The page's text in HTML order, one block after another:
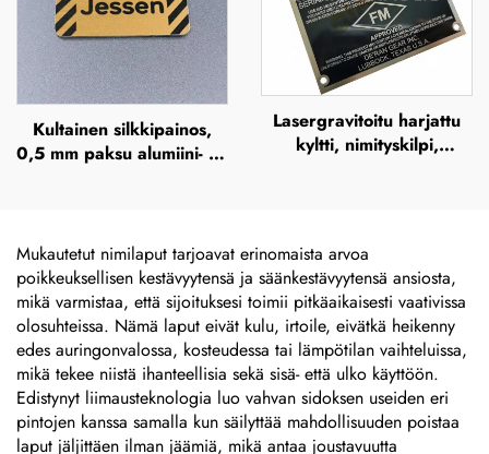
Kultainen silkkipainos,
0,5 mm paksu alumiini- tai
metallilevy
Lasergravitoitu harjattu
kyltti, nimityskilpi,
Mukautetut nimilaput tarjoavat erinomaista arvoa
poikkeuksellisen kestävyytensä ja säänkestävyytensä ansiosta,
mikä varmistaa, että sijoituksesi toimii pitkäaikaisesti vaativissa
olosuhteissa. Nämä laput eivät kulu, irtoile, eivätkä heikenny
edes auringonvalossa, kosteudessa tai lämpötilan vaihteluissa,
mikä tekee niistä ihanteellisia sekä sisä- että ulko käyttöön.
Edistynyt liimausteknologia luo vahvan sidoksen useiden eri
pintojen kanssa samalla kun säilyttää mahdollisuuden poistaa
laput jäljittäen ilman jäämiä, mikä antaa joustavuutta